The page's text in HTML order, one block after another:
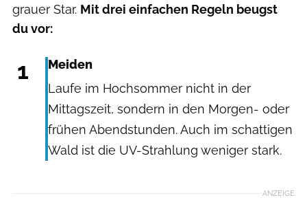
grauer Star. Mit drei einfachen Regeln beugst
du vor:
1
Meiden
Laufe im Hochsommer nicht in der
Mittagszeit, sondern in den Morgen- oder
frühen Abendstunden. Auch im schattigen
Wald ist die UV-Strahlung weniger stark.
ANZEIGE